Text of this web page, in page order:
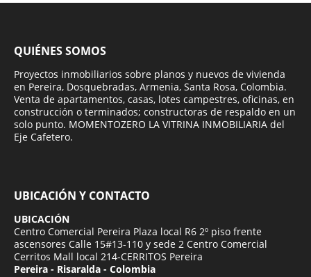
QUIÉNES SOMOS
Proyectos inmobiliarios sobre planos y nuevos de vivienda
en Pereira, Dosquebradas, Armenia, Santa Rosa, Colombia.
Venta de apartamentos, casas, lotes campestres, oficinas, en
construcción o terminados; constructoras de respaldo en un
solo punto. MOMENTOZERO LA VITRINA INMOBILIARIA del
Eje Cafetero.
UBICACIÓN Y CONTACTO
UBICACIÓN
Centro Comercial Pereira Plaza local R6 2º piso frente
ascensores Calle 15#13-110 y sede 2 Centro Comercial
Cerritos Mall local 214-CERRITOS Pereira
Pereira - Risaralda - Colombia